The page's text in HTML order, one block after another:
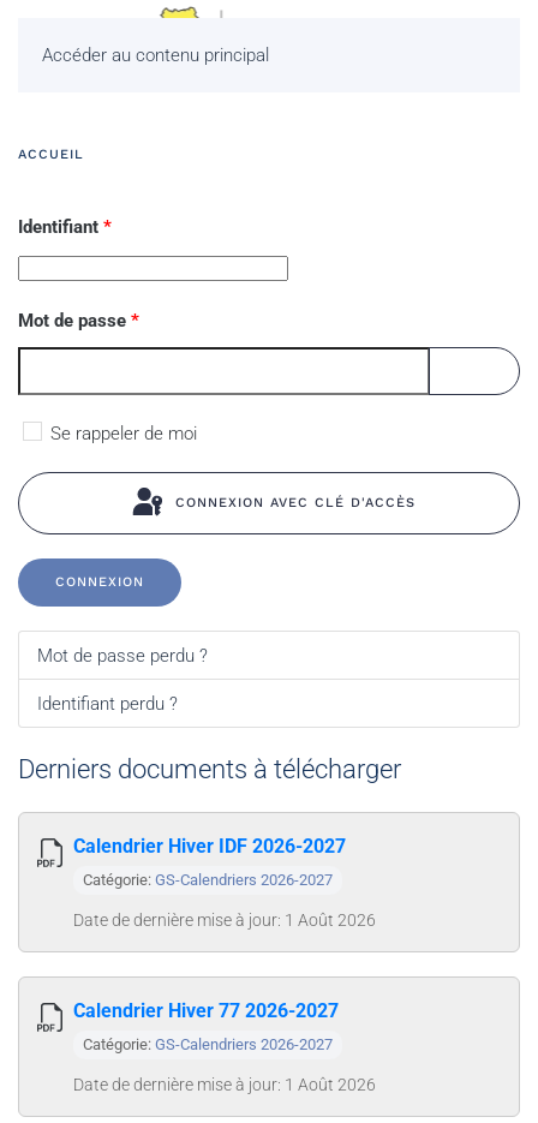
Accéder au contenu principal
ACCUEIL
Identifiant *
Mot de passe *
Se rappeler de moi
CONNEXION AVEC CLÉ D'ACCÈS
CONNEXION
Mot de passe perdu ?
Identifiant perdu ?
Derniers documents à télécharger
Calendrier Hiver IDF 2026-2027
Catégorie: GS-Calendriers 2026-2027
Date de dernière mise à jour: 1 Août 2026
Calendrier Hiver 77 2026-2027
Catégorie: GS-Calendriers 2026-2027
Date de dernière mise à jour: 1 Août 2026